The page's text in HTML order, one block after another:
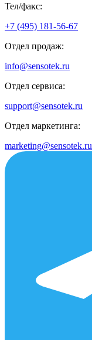
Тел/факс:
+7 (495) 181-56-67
Отдел продаж:
info@sensotek.ru
Отдел сервиса:
support@sensotek.ru
Отдел маркетинга:
marketing@sensotek.ru